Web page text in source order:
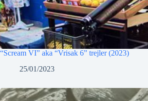
“Scream VI” aka “Vrisak 6” trejler (2023)
25/01/2023